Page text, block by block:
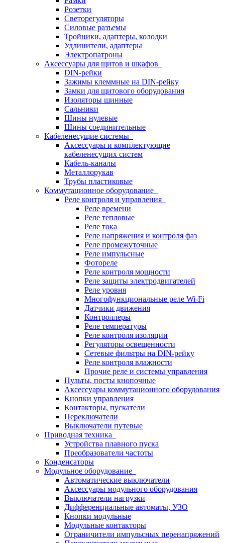
Розетки
Светорегуляторы
Силовые разъемы
Тройники, адаптеры, колодки
Удлинители, адаптеры
Электропатроны
Аксессуары для щитов и шкафов
DIN-рейки
Зажимы клеммные на DIN-рейку
Замки для щитового оборудования
Изоляторы шинные
Сальники
Шины нулевые
Шины соединительные
Кабеленесущие системы
Аксессуары и комплектующие
кабеленесущих систем
Кабель-каналы
Металлорукав
Трубы пластиковые
Коммутационное оборудование
Реле контроля и управления
Реле времени
Реле тепловые
Реле тока
Реле напряжения и контроля фаз
Реле промежуточные
Реле импульсные
Фотореле
Реле контроля мощности
Реле защиты электродвигателей
Реле уровня
Многофункциональные реле Wi-Fi
Датчики движения
Контроллеры
Реле температуры
Реле контроля изоляции
Регуляторы освещенности
Сетевые фильтры на DIN-рейку
Реле контроля влажности
Прочие реле и системы управления
Пульты, посты кнопочные
Аксессуары коммутационного оборудования
Кнопки управления
Контакторы, пускатели
Переключатели
Выключатели путевые
Приводная техника
Устройства плавного пуска
Преобразователи частоты
Конденсаторы
Модульное оборудование
Автоматические выключатели
Аксессуары модульного оборудования
Выключатели нагрузки
Дифференциальные автоматы, УЗО
Кнопки модульные
Модульные контакторы
Ограничители импульсных перенапряжений